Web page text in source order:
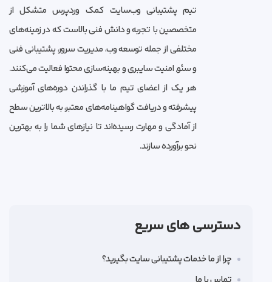
تیم پشتیبانی وب‌سایت کمک وردپرس متشکل از
متخصصین با تجربه و دانش فنی بالاست که در زمینه‌های
مختلفی از جمله توسعه وب، مدیریت سرور، پشتیبانی فنی
و سئو, امنیت سایبری و بهینه‌سازی محتوا فعالیت می‌کنند.
هر یک از اعضای تیم ما با گذراندن دوره‌های آموزشی
پیشرفته و دریافت گواهینامه‌های معتبر، به بالاترین سطح
از آمادگی و مهارت رسیده‌اند تا نیازهای شما را به بهترین
نحو برآورده سازند.
دسترسی های سریع
چرا از ما خدمات پشتیبانی سایت بگیرید؟